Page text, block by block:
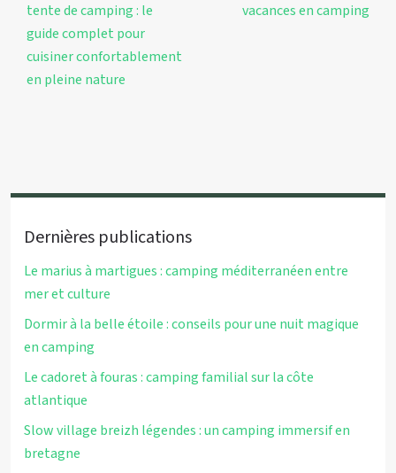
tente de camping : le
guide complet pour
cuisiner confortablement
en pleine nature
vacances en camping
Dernières publications
Le marius à martigues : camping méditerranéen entre
mer et culture
Dormir à la belle étoile : conseils pour une nuit magique
en camping
Le cadoret à fouras : camping familial sur la côte
atlantique
Slow village breizh légendes : un camping immersif en
bretagne